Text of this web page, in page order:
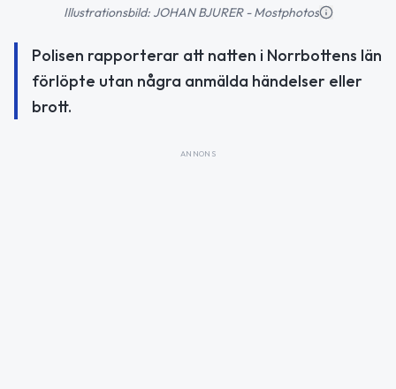
Illustrationsbild: JOHAN BJURER - Mostphotos
Polisen rapporterar att natten i Norrbottens län
förlöpte utan några anmälda händelser eller
brott.
ANNONS